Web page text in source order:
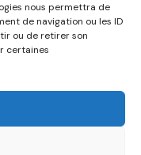
nous permettra de
de navigation ou les ID
ou de retirer son
certaines